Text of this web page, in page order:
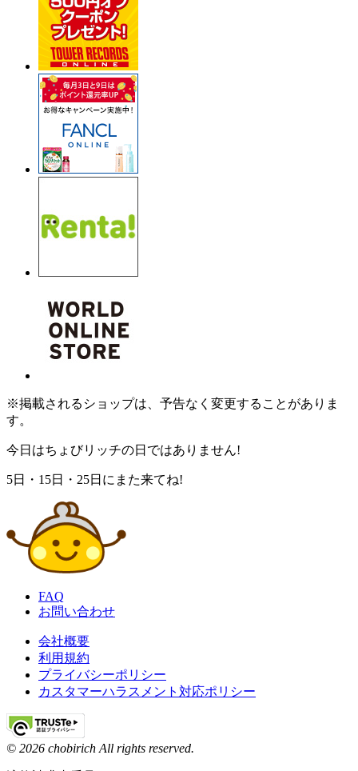
※掲載されるショップは、予告なく変更することがありま
す。
今日はちょびリッチの日ではありません!
5日 ・ 15日 ・ 25日 にまた来てね!
FAQ
お問い合わせ
会社概要
利用規約
プライバシーポリシー
カスタマーハラスメント対応ポリシー
© 2026 chobirich All rights reserved.